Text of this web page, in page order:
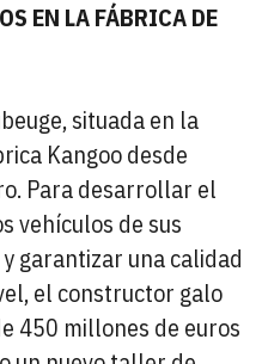
EN LA FÁBRICA DE
situada en la
Kangoo desde
Para desarrollar el
vehículos de sus
garantizar una calidad
el constructor galo
450 millones de euros